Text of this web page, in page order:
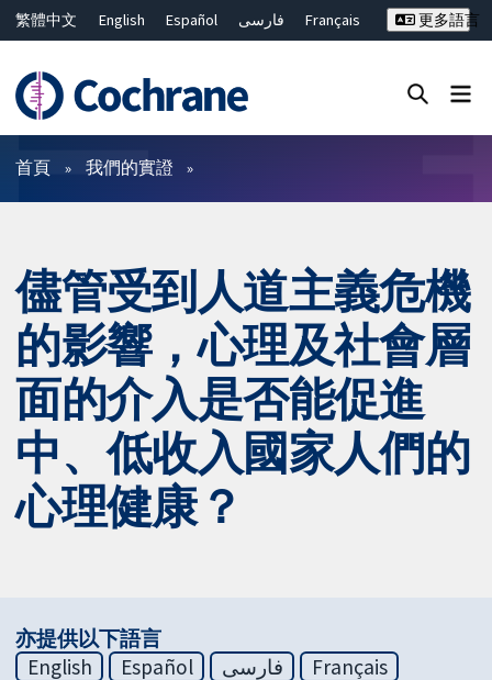
繁體中文 English Español فارسی
Français
ไทย
简体中文
更多語言
篩選條件
首頁 我們的實證
儘管受到人道主義危機
的影響，心理及社會層
面的介入是否能促進
中、低收入國家人們的
心理健康？
亦提供以下語言
English
Español فارسی
Français